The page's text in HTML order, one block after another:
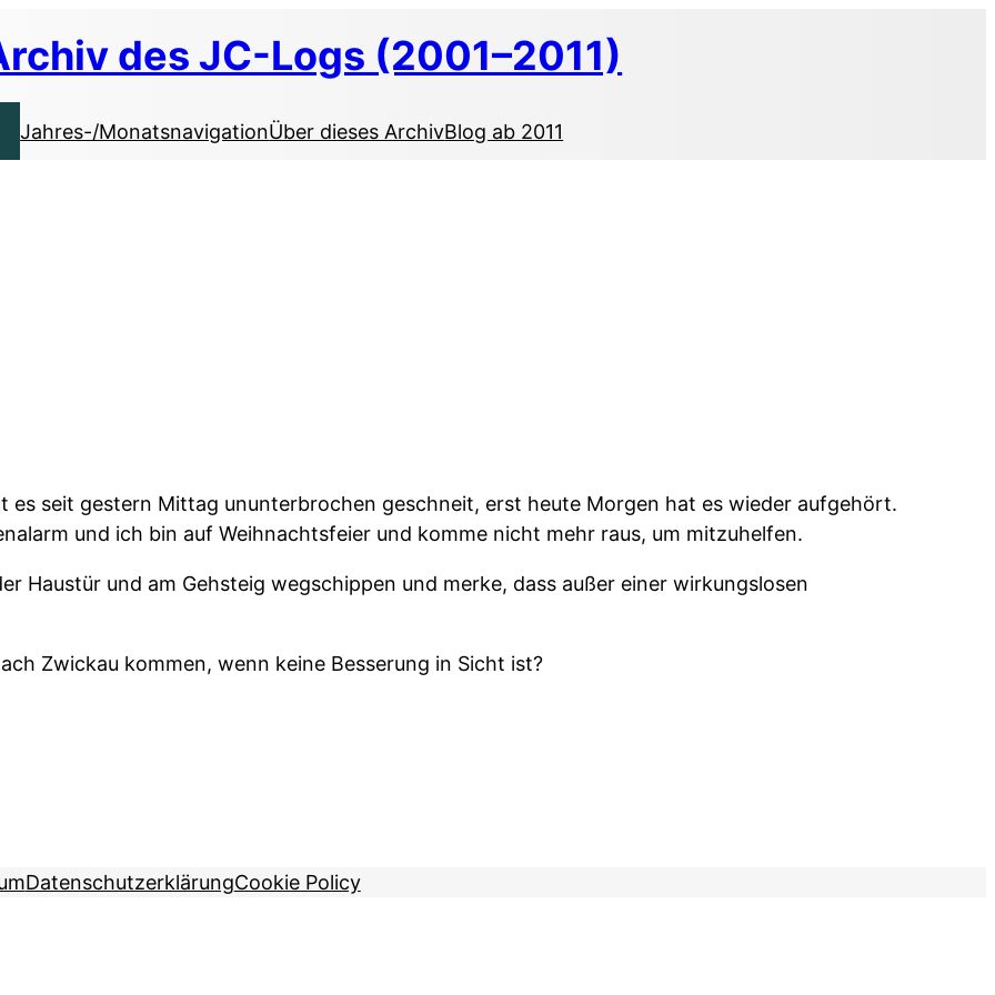
des JC-Logs (2001–2011)
Jahres-/MonatsnavigationÜber dieses ArchivBlog ab 2011
es seit gestern Mittag ununterbrochen geschneit, erst heute Morgen hat es wieder aufgehört.
und ich bin auf Weihnachtsfeier und komme nicht mehr raus, um mitzuhelfen.
Haustür und am Gehsteig wegschippen und merke, dass außer einer wirkungslosen
Zwickau kommen, wenn keine Besserung in Sicht ist?
DatenschutzerklärungCookie Policy